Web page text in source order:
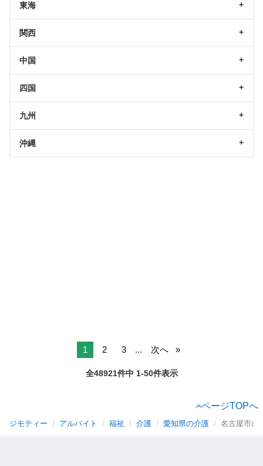
東海
関西
中国
四国
九州
沖縄
1 2 3 ... 次へ
全48921件中 1-50件表示
ページTOPへ
ジモティー アルバイト 福祉 介護 愛知県の介護 名古屋市の